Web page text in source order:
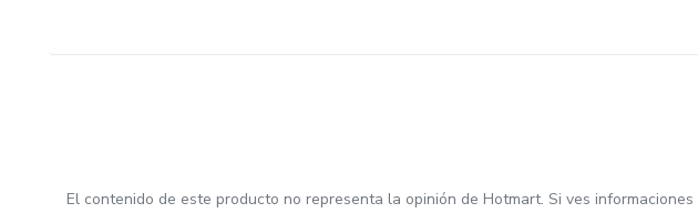
El contenido de este producto no representa la opinión de Hotmart. Si ves informaciones